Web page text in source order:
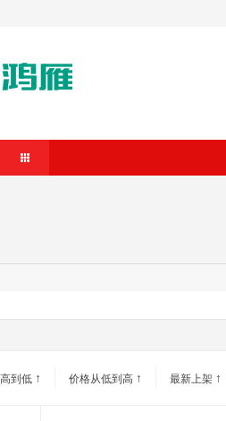
到低 ↑ 价格从低到高 ↑ 最新上架 ↑